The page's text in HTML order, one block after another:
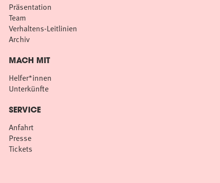
Präsentation
Team
Verhaltens-Leitlinien
Archiv
MACH MIT
Helfer*innen
Unterkünfte
SERVICE
Anfahrt
Presse
Tickets